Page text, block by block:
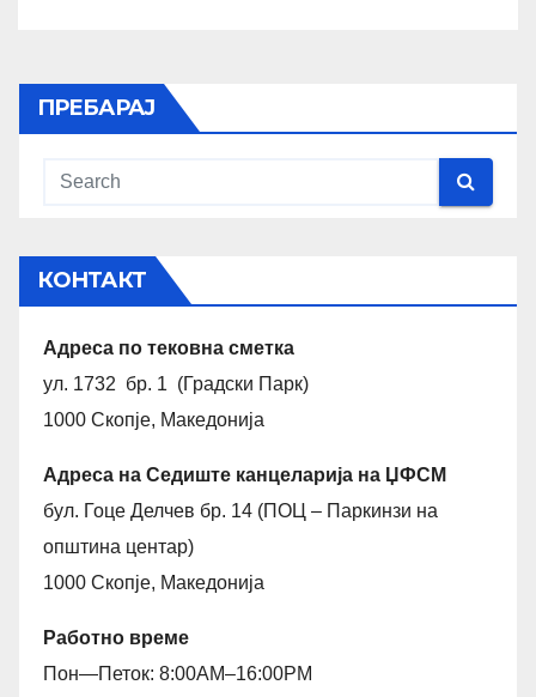
ПРЕБАРАЈ
КОНТАКТ
Адреса по тековна сметка
ул. 1732 бр. 1 (Градски Парк)
1000 Скопје, Македонија
Адреса на Седиште канцеларија на ЏФСМ
бул. Гоце Делчев бр. 14 (ПОЦ – Паркинзи на
општина центар)
1000 Скопје, Македонија
Работно време
Пон—Петок: 8:00AM–16:00PM